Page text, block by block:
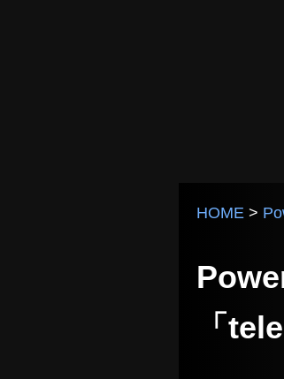
HOME >
「